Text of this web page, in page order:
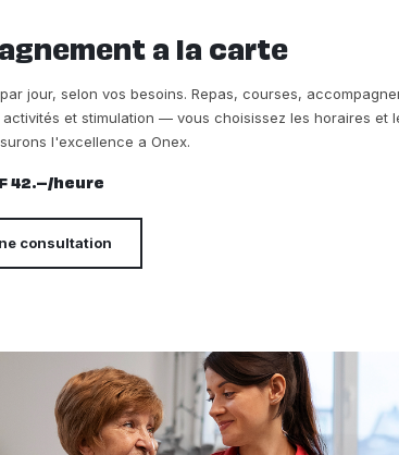
a la carte
jour, selon vos besoins. Repas, courses,
et stimulation — vous choisissez les horaires et
l'excellence a Onex.
42.–/heure
consultation